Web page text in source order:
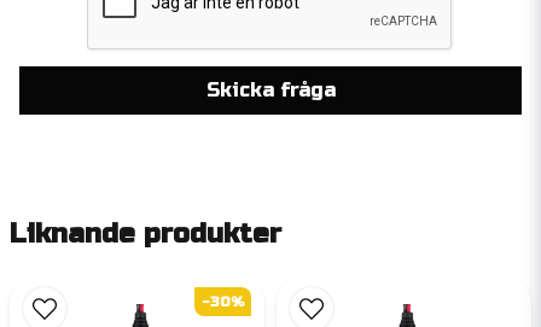
Skicka fråga
Liknande produkter
-30%